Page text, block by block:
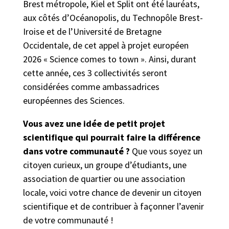
Brest métropole, Kiel et Split ont été lauréats,
aux côtés d’Océanopolis, du Technopôle Brest-
Iroise et de l’Université de Bretagne
Occidentale, de cet appel à projet européen
2026 « Science comes to town ». Ainsi, durant
cette année, ces 3 collectivités seront
considérées comme ambassadrices
européennes des Sciences.
Vous avez une idée de petit projet
scientifique qui pourrait faire la différence
dans votre communauté ? Que vous soyez un
citoyen curieux, un groupe d’étudiants, une
association de quartier ou une association
locale, voici votre chance de devenir un citoyen
scientifique et de contribuer à façonner l’avenir
de votre communauté !